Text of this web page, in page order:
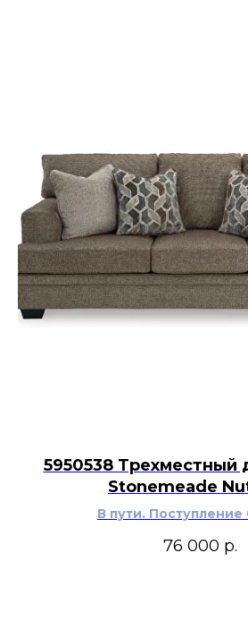
5950538 Трехместный
Stonemeade
В пути. Поступление
76 000 р.